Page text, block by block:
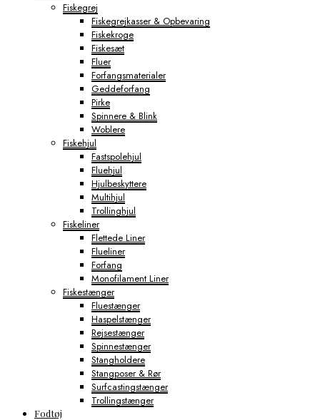
Fiskegrej
Fiskegrejkasser & Opbevaring
Fiskekroge
Fiskesæt
Fluer
Forfangsmaterialer
Geddeforfang
Pirke
Spinnere & Blink
Woblere
Fiskehjul
Fastspolehjul
Fluehjul
Hjulbeskyttere
Multihjul
Trollinghjul
Fiskeliner
Flettede Liner
Flueliner
Forfang
Monofilament Liner
Fiskestænger
Fluestænger
Haspelstænger
Rejsestænger
Spinnestænger
Stangholdere
Stangposer & Rør
Surfcastingstænger
Trollingstænger
Fodtøj